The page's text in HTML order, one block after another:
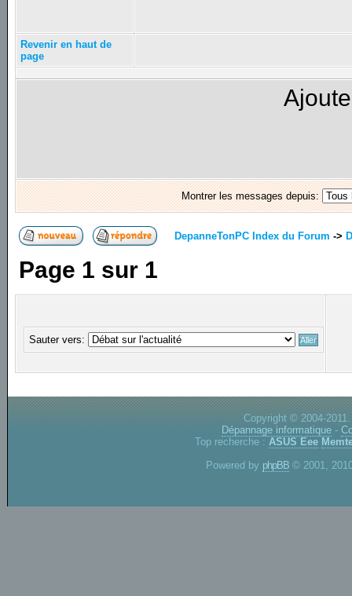
Revenir en haut de
page
Montrer les messages depuis:
DepanneTonPC Index du Forum ->
Page 1 sur 1
Sauter vers:
Copyright © 2004-
Dépannage informatique -
Top recherche : ASUS Eee
Powered by phpBB © 2001,